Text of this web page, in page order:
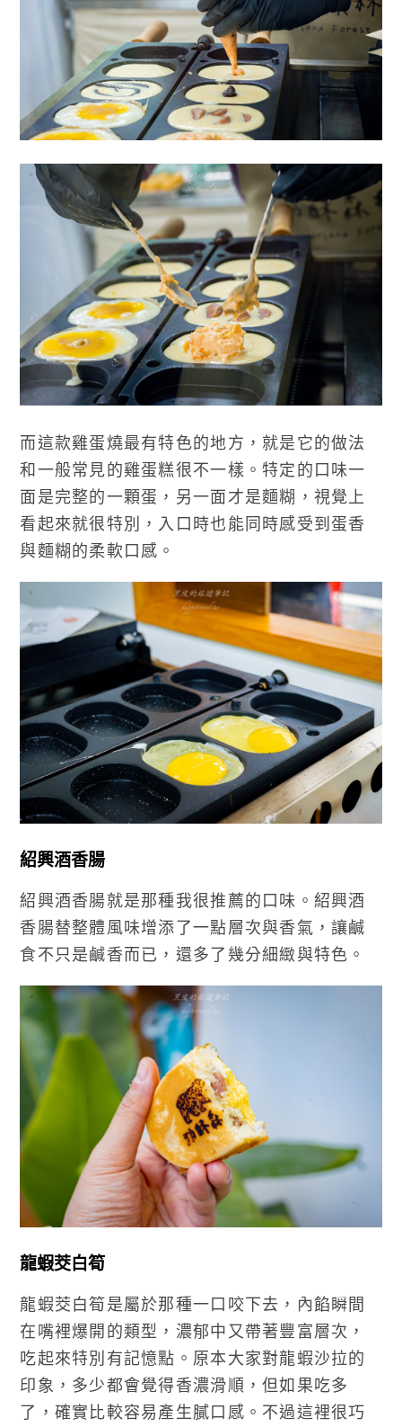
而這款雞蛋燒最有特色的地方，就是它的做法
和一般常見的雞蛋糕很不一樣。特定的口味一
面是完整的一顆蛋，另一面才是麵糊，視覺上
看起來就很特別，入口時也能同時感受到蛋香
與麵糊的柔軟口感。
紹興酒香腸
紹興酒香腸就是那種我很推薦的口味。紹興酒
香腸替整體風味增添了一點層次與香氣，讓鹹
食不只是鹹香而已，還多了幾分細緻與特色。
龍蝦茭白筍
龍蝦茭白筍是屬於那種一口咬下去，內餡瞬間
在嘴裡爆開的類型，濃郁中又帶著豐富層次，
吃起來特別有記憶點。原本大家對龍蝦沙拉的
印象，多少都會覺得香濃滑順，但如果吃多
了，確實比較容易產生膩口感。不過這裡很巧